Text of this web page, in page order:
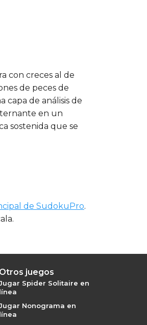
con creces al de
de peces de
capa de análisis de
en un
sostenida que se
de SudokuPro.
Otros juegos
Spider Solitaire en
línea
Nonograma en
línea